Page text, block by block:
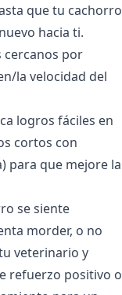
que tu cachorro
hacia ti.
cercanos por
la velocidad del
logros fáciles en
cortos con
para que mejore la
se siente
morder, o no
veterinario y
refuerzo positivo o